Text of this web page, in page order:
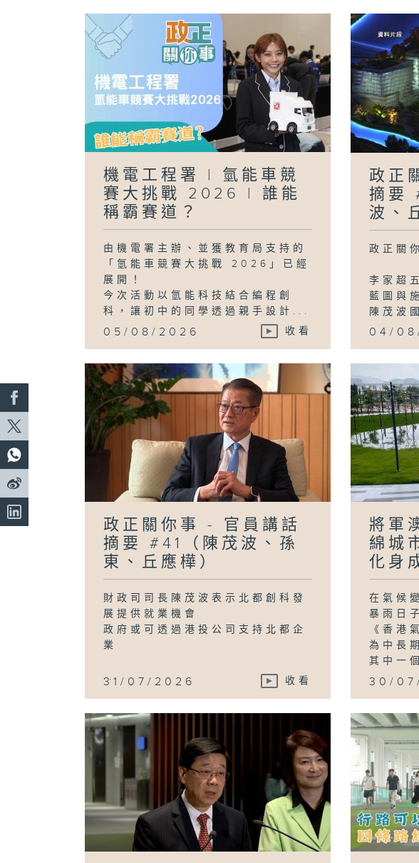
機電工程署 | 氫能車競
賽大挑戰 2026 | 誰能
稱霸賽道？
由機電署主辦、並獲教育局支持的
「氫能車競賽大挑戰 2026」已經
展開！
今次活動以氫能科技結合編程創
科，讓初中的同學透過親手設計...
05/08/2026 收看
政正
摘要
波、
政正關
李家超
藍圖與
陳茂波
04/
政正關你事 - 官員講話
摘要 #41（陳茂波、孫
東、丘應樺）
財政司司長陳茂波表示北都創科發
展提供就業機會
政府或可透過港投公司支持北都企
業
...
31/07/2026 收看
將軍
綿城
化身
在氣候
暴雨日
《香港
為中長
其中一
30/